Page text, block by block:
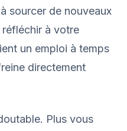
sourcer de nouveaux
à votre
un emploi à temps
directement
Plus vous